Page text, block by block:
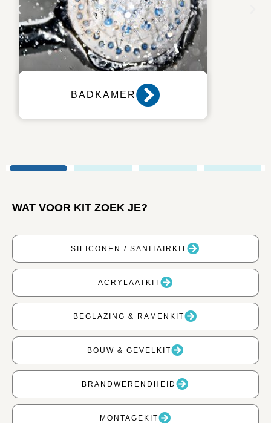
KEUKEN
WAT VOOR KIT ZOEK JE?
SILICONEN / SANITAIRKIT
ACRYLAATKIT
BEGLAZING & RAMENKIT
BOUW & GEVELKIT
BRANDWERENDHEID
MONTAGEKIT